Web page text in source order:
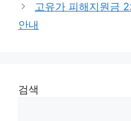
리
고유가 피해지원금
안내
검색